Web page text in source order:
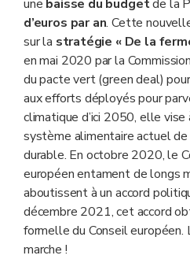
une baisse du budgetde la
d’euros par an. Cette
sur la stratégie « De la
en mai 2020 par la
du pacte vert (green deal)
aux efforts déployés pour
climatique d’ici 2050, elle
système alimentaire actuel de
durable. En octobre 2020, le
européen entament de longs
aboutissent à un accord
décembre 2021, cet accord
formelle du Conseil
marche !